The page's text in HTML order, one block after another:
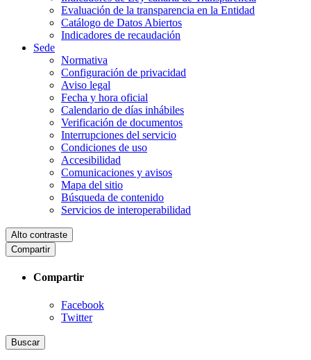
Evaluación de la transparencia en la Entidad
Catálogo de Datos Abiertos
Indicadores de recaudación
Sede
Normativa
Configuración de privacidad
Aviso legal
Fecha y hora oficial
Calendario de días inhábiles
Verificación de documentos
Interrupciones del servicio
Condiciones de uso
Accesibilidad
Comunicaciones y avisos
Mapa del sitio
Búsqueda de contenido
Servicios de interoperabilidad
Alto contraste
Compartir
Compartir
Facebook
Twitter
Buscar